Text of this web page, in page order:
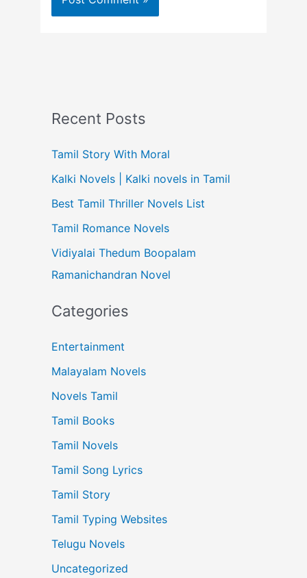
Recent Posts
Tamil Story With Moral
Kalki Novels | Kalki novels in Tamil
Best Tamil Thriller Novels List
Tamil Romance Novels
Vidiyalai Thedum Boopalam
Ramanichandran Novel
Categories
Entertainment
Malayalam Novels
Novels Tamil
Tamil Books
Tamil Novels
Tamil Song Lyrics
Tamil Story
Tamil Typing Websites
Telugu Novels
Uncategorized